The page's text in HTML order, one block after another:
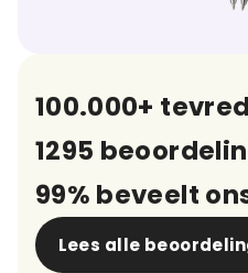
100.000+
1295
99% beveelt
Lees alle